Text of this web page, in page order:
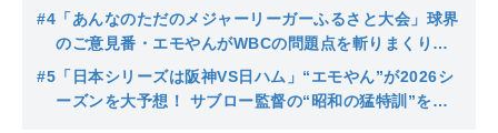
後の凄絶な苦しみを明かす
#4 「あんなのただのメジャーリーガーふるさと大会」球界
のご意見番・エモやんがWBCの問題点を斬りまくり
「日本人はマジメにやる必要ない」
#5 「日本シリーズは阪神VS日ハム」“エモやん”が2026シ
ーズンを大予想！ サブロー監督の“昭和の猛特訓”を絶